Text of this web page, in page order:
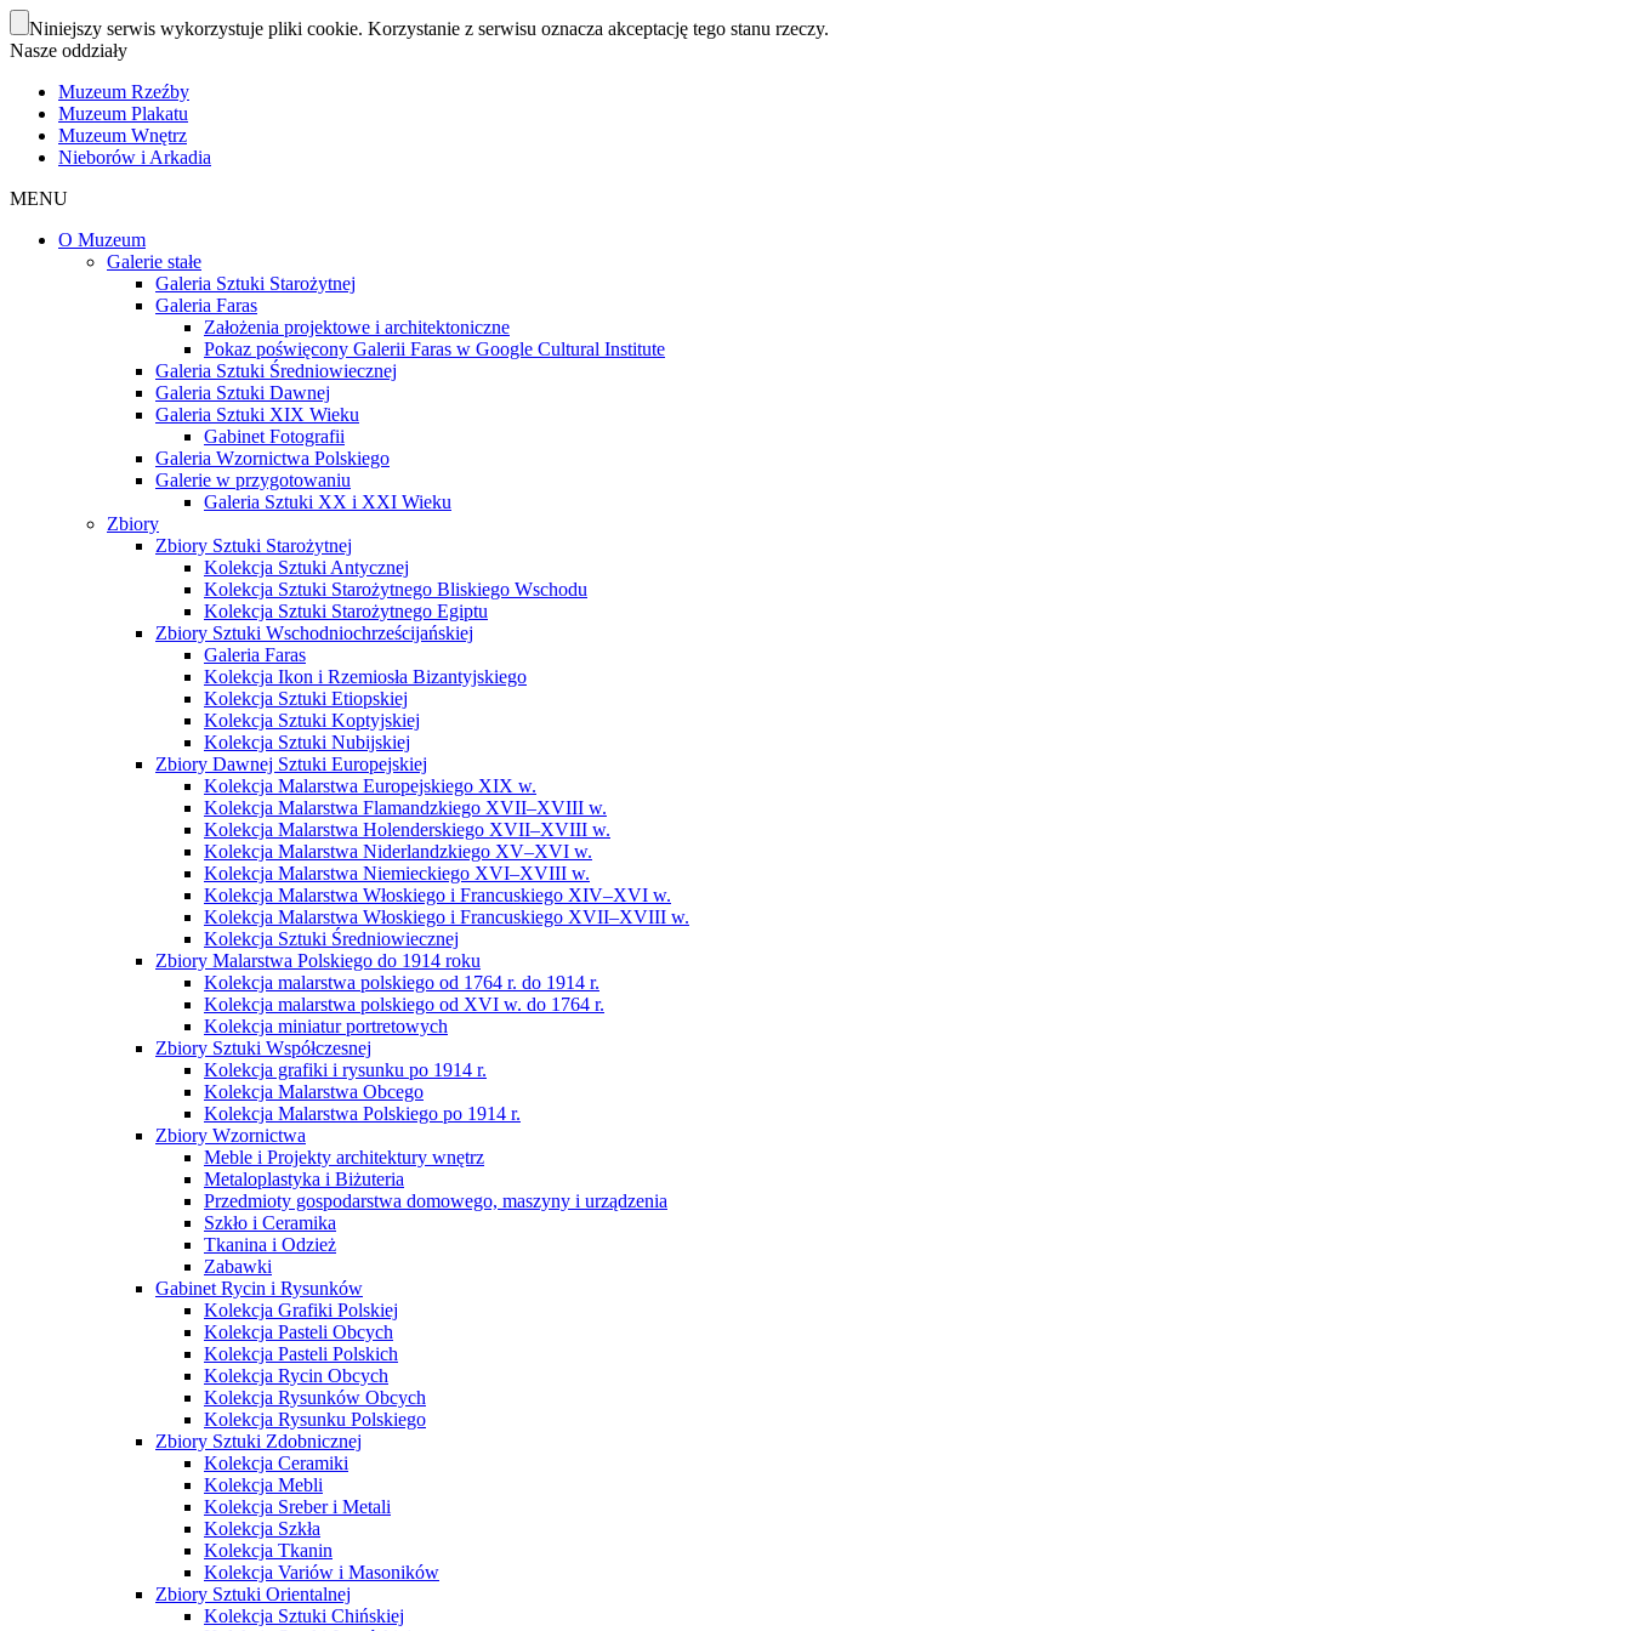
Niniejszy serwis wykorzystuje pliki cookie. Korzystanie z serwisu oznacza akceptację tego stanu rzeczy.
Nasze oddziały
Muzeum Rzeźby
Muzeum Plakatu
Muzeum Wnętrz
Nieborów i Arkadia
MENU
O Muzeum
Galerie stałe
Galeria Sztuki Starożytnej
Galeria Faras
Założenia projektowe i architektoniczne
Pokaz poświęcony Galerii Faras w Google Cultural Institute
Galeria Sztuki Średniowiecznej
Galeria Sztuki Dawnej
Galeria Sztuki XIX Wieku
Gabinet Fotografii
Galeria Wzornictwa Polskiego
Galerie w przygotowaniu
Galeria Sztuki XX i XXI Wieku
Zbiory
Zbiory Sztuki Starożytnej
Kolekcja Sztuki Antycznej
Kolekcja Sztuki Starożytnego Bliskiego Wschodu
Kolekcja Sztuki Starożytnego Egiptu
Zbiory Sztuki Wschodniochrześcijańskiej
Galeria Faras
Kolekcja Ikon i Rzemiosła Bizantyjskiego
Kolekcja Sztuki Etiopskiej
Kolekcja Sztuki Koptyjskiej
Kolekcja Sztuki Nubijskiej
Zbiory Dawnej Sztuki Europejskiej
Kolekcja Malarstwa Europejskiego XIX w.
Kolekcja Malarstwa Flamandzkiego XVII–XVIII w.
Kolekcja Malarstwa Holenderskiego XVII–XVIII w.
Kolekcja Malarstwa Niderlandzkiego XV–XVI w.
Kolekcja Malarstwa Niemieckiego XVI–XVIII w.
Kolekcja Malarstwa Włoskiego i Francuskiego XIV–XVI w.
Kolekcja Malarstwa Włoskiego i Francuskiego XVII–XVIII w.
Kolekcja Sztuki Średniowiecznej
Zbiory Malarstwa Polskiego do 1914 roku
Kolekcja malarstwa polskiego od 1764 r. do 1914 r.
Kolekcja malarstwa polskiego od XVI w. do 1764 r.
Kolekcja miniatur portretowych
Zbiory Sztuki Współczesnej
Kolekcja grafiki i rysunku po 1914 r.
Kolekcja Malarstwa Obcego
Kolekcja Malarstwa Polskiego po 1914 r.
Zbiory Wzornictwa
Meble i Projekty architektury wnętrz
Metaloplastyka i Biżuteria
Przedmioty gospodarstwa domowego, maszyny i urządzenia
Szkło i Ceramika
Tkanina i Odzież
Zabawki
Gabinet Rycin i Rysunków
Kolekcja Grafiki Polskiej
Kolekcja Pasteli Obcych
Kolekcja Pasteli Polskich
Kolekcja Rycin Obcych
Kolekcja Rysunków Obcych
Kolekcja Rysunku Polskiego
Zbiory Sztuki Zdobnicznej
Kolekcja Ceramiki
Kolekcja Mebli
Kolekcja Sreber i Metali
Kolekcja Szkła
Kolekcja Tkanin
Kolekcja Variów i Masoników
Zbiory Sztuki Orientalnej
Kolekcja Sztuki Chińskiej